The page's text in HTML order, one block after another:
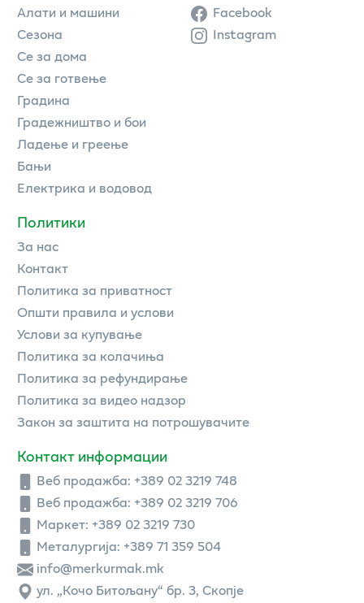
Алати и машини
Сезона
Се за дома
Се за готвење
Градина
Градежништво и бои
Ладење и греење
Бањи
Електрика и водовод
Политики
За нас
Контакт
Политика за приватност
Општи правила и услови
Услови за купување
Политика за колачиња
Политика за рефундирање
Политика за видео надзор
Закон за заштита на потрошувачите
Контакт информации
Веб продажба: +389 02 3219 748
Веб продажба: +389 02 3219 706
Маркет: +389 02 3219 730
Металургија: +389 71 359 504
info@merkurmak.mk
ул. „Кочо Битољану“ бр. 3, Скопје
Facebook
Instagram